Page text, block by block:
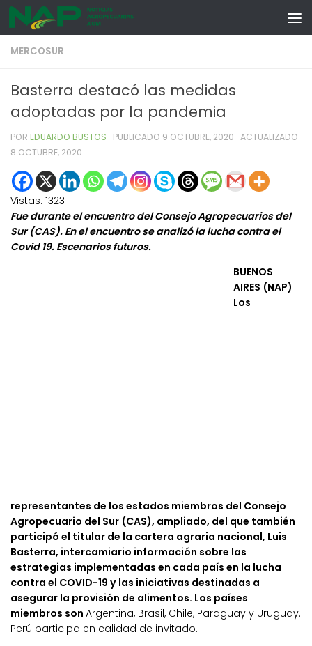
Skip to content
MERCOSUR
Basterra destacó las medidas
adoptadas por la pandemia
POR EDUARDO BUSTOS · PUBLICADO 9 OCTUBRE, 2020 · ACTUALIZADO
8 OCTUBRE, 2020
Vistas: 1323
Fue durante el encuentro del Consejo Agropecuarios del
Sur (CAS). En el encuentro se analizó la lucha contra el
Covid 19. Escenarios futuros.
BUENOS
AIRES (NAP)
Los
representantes de los estados miembros del Consejo
Agropecuario del Sur (CAS), ampliado, del que también
participó el titular de la cartera agraria nacional, Luis
Basterra, intercamiario información sobre las
estrategias implementadas en cada país en la lucha
contra el COVID-19 y las iniciativas destinadas a
asegurar la provisión de alimentos. Los países
miembros son Argentina, Brasil, Chile, Paraguay y Uruguay.
Perú participa en calidad de invitado.